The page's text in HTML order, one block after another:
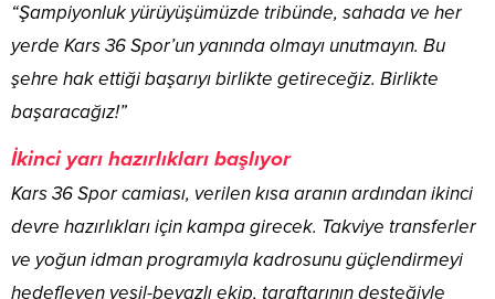
“Şampiyonluk yürüyüşümüzde tribünde, sahada ve her
yerde Kars 36 Spor’un yanında olmayı unutmayın. Bu
şehre hak ettiği başarıyı birlikte getireceğiz. Birlikte
başaracağız!”
​İkinci yarı hazırlıkları başlıyor
​Kars 36 Spor camiası, verilen kısa aranın ardından ikinci
devre hazırlıkları için kampa girecek. Takviye transferler
ve yoğun idman programıyla kadrosunu güçlendirmeyi
hedefleyen yeşil-beyazlı ekip, taraftarının desteğiyle